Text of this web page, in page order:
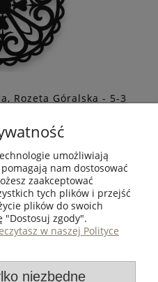
WIĘCEJ
Rozeta Góralska - 5-3
dekor ścienny inspirowany
DO KOSZYKA
umożliwiają
nam dostosować
zaakceptować
tych plików i przejść
plików do swoich
"Dostosuj zgody".
w naszej Polityce
niezbędne